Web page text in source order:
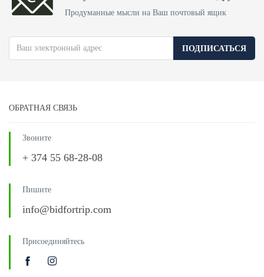
Продуманные мысли на Ваш почтовый ящик
ПОДПИСАТЬСЯ
ОБРАТНАЯ СВЯЗЬ
Звоните
+ 374 55 68-28-08
Пишите
info@bidfortrip.com
Присоединяйтесь